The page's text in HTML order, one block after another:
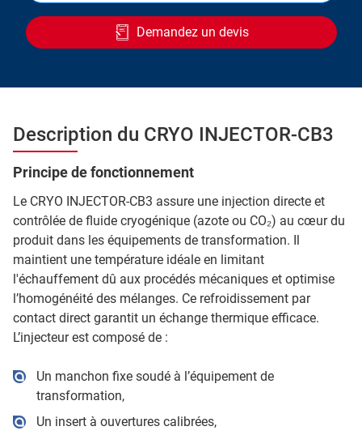
Demandez un devis
Description du CRYO INJECTOR-CB3
Principe de fonctionnement
Le CRYO INJECTOR-CB3 assure une injection directe et
contrôlée de fluide cryogénique (azote ou CO₂) au cœur du
produit dans les équipements de transformation. Il
maintient une température idéale en limitant
l'échauffement dû aux procédés mécaniques et optimise
l’homogénéité des mélanges. Ce refroidissement par
contact direct garantit un échange thermique efficace.
L’injecteur est composé de :
Un manchon fixe soudé à l’équipement de
transformation,
Un insert à ouvertures calibrées,